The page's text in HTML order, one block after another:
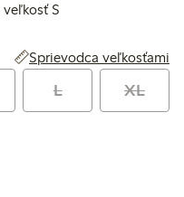
veľkosť S
Sprievodca veľkosťami
L XL